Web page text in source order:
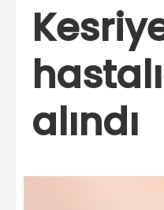
alındı